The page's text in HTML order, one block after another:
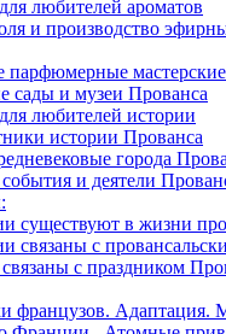
любителей ароматов
и производство
парфюмерные
сады и музеи Прованса
любителей истории
истории Прованса
города
и деятели
существуют в жизни
связаны с
с праздником
французов. Адаптация.